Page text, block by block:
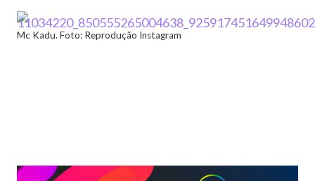
Mc Kadu. Foto: Reprodução Instagram